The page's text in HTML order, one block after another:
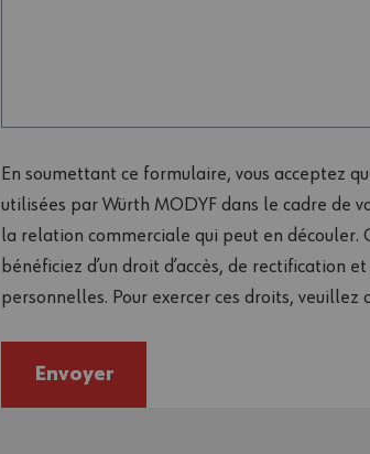
En soumettant ce formulaire, vous acceptez
utilisées par Würth MODYF dans le cadre de
la relation commerciale qui peut en découler.
bénéficiez d’un droit d’accès, de rectification
personnelles. Pour exercer ces droits, veuillez
Envoyer